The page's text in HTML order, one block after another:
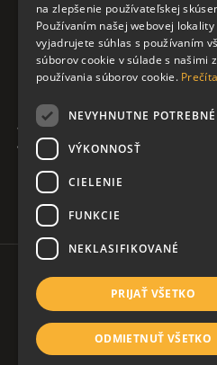
Copyright 2026 @ AŠKPN|
Ochrana osobných údajov
na zlepšenie používateľskej
Používaním našej webovej lokality
vyjadrujete súhlas s používaním
súborov cookie v súlade s našimi
používania súborov cookie.
NEVYHNUTNE POTREBNÉ
VÝKONNOSŤ
CIELENIE
FUNKCIE
NEKLASIFIKOVANÉ
PRIJAŤ VŠETKO
ODMIETNUŤ VŠETKO